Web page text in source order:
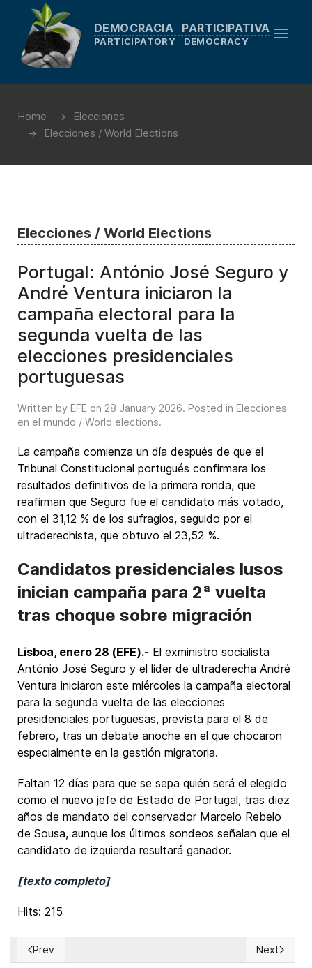
DEMOCRACIA PARTICIPATIVA
PARTICIPATORY DEMOCRACY
Home
Elecciones
Elecciones / World Elections
Elecciones / World Elections
Portugal: António José Seguro y
André Ventura iniciaron la
campaña electoral para la
segunda vuelta de las
elecciones presidenciales
portuguesas
Written by EFE on 28 January 2026. Posted in Elecciones
en el mundo / World elections.
La campaña comienza un día después de que el
Tribunal Constitucional portugués confirmara los
resultados definitivos de la primera ronda, que
reafirman que Seguro fue el candidato más votado,
con el 31,12 % de los sufragios, seguido por el
ultraderechista, que obtuvo el 23,52 %.
Candidatos presidenciales lusos
inician campaña para 2ª vuelta
tras choque sobre migración
Lisboa, enero 28 (EFE).- El exministro socialista
António José Seguro y el líder de ultraderecha André
Ventura iniciaron este miércoles la campaña electoral
para la segunda vuelta de las elecciones
presidenciales portuguesas, prevista para el 8 de
febrero, tras un debate anoche en el que chocaron
especialmente en la gestión migratoria.
Faltan 12 días para que se sepa quién será el elegido
como el nuevo jefe de Estado de Portugal, tras diez
años de mandato del conservador Marcelo Rebelo
de Sousa, aunque los últimos sondeos señalan que el
candidato de izquierda resultará ganador.
[texto completo]
Hits: 215
Previous article: Japón: Comienza el voto anticipado para
Prev Next
Next